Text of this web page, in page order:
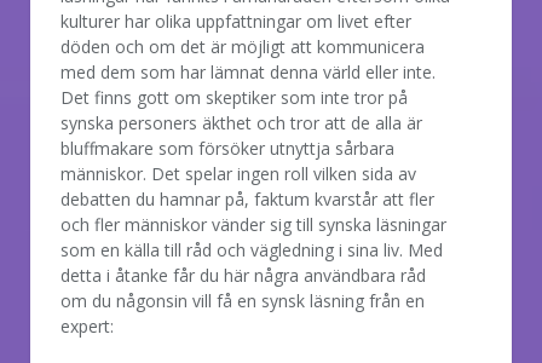
kulturer har olika uppfattningar om livet efter
döden och om det är möjligt att kommunicera
med dem som har lämnat denna värld eller inte.
Det finns gott om skeptiker som inte tror på
synska personers äkthet och tror att de alla är
bluffmakare som försöker utnyttja sårbara
människor. Det spelar ingen roll vilken sida av
debatten du hamnar på, faktum kvarstår att fler
och fler människor vänder sig till synska läsningar
som en källa till råd och vägledning i sina liv. Med
detta i åtanke får du här några användbara råd
om du någonsin vill få en synsk läsning från en
expert: